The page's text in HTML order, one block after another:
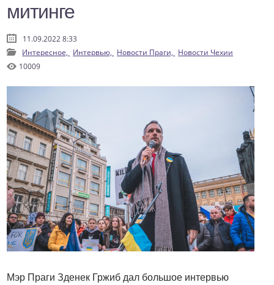
митинге
11.09.2022 8:33
Интересное, Интервью, Новости Праги, Новости Чехии
10009
Мэр Праги Зденек Гржиб дал большое интервью